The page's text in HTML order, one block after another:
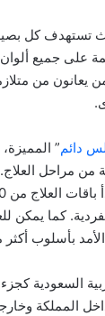
تستهدف كل
على جميع
يعانون من
دائم”
من مراحل
بأسلوب أكثر
السعودية
وخارجها